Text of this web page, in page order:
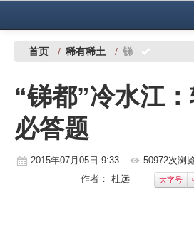
中国有色金属报社主办 广告服务
铜镍铅锌
铝
稀有稀土
首页 / 稀有稀土 / 锑
“锑都”冷水江
必答题
2015年07月05日 9:33 50972次浏
作者： 杜远 大字号